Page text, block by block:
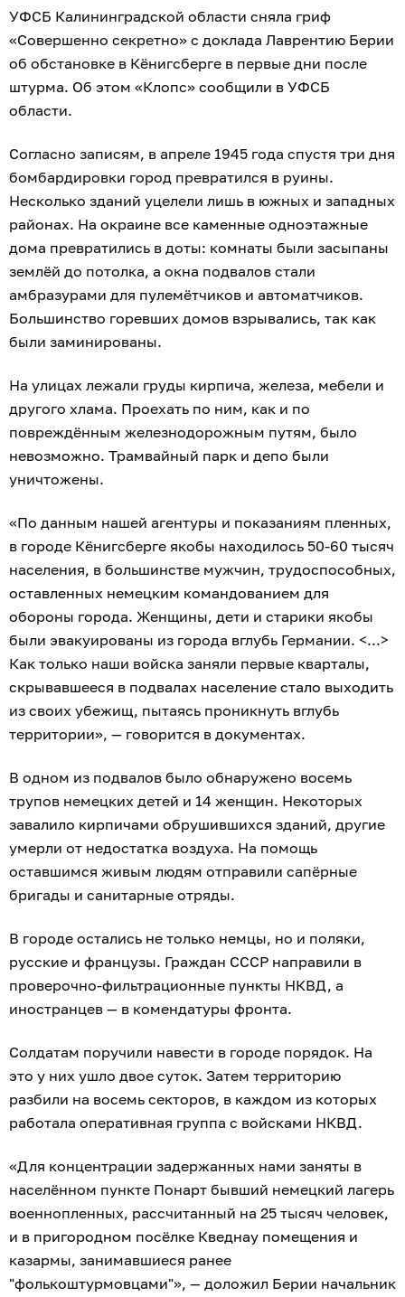
УФСБ Калининградской области сняла гриф
«Совершенно секретно» с доклада Лаврентию Берии
об обстановке в Кёнигсберге в первые дни после
штурма. Об этом «Клопс» сообщили в УФСБ
области.
Согласно записям, в апреле 1945 года спустя три дня
бомбардировки город превратился в руины.
Несколько зданий уцелели лишь в южных и западных
районах. На окраине все каменные одноэтажные
дома превратились в доты: комнаты были засыпаны
землёй до потолка, а окна подвалов стали
амбразурами для пулемётчиков и автоматчиков.
Большинство горевших домов взрывались, так как
были заминированы.
На улицах лежали груды кирпича, железа, мебели и
другого хлама. Проехать по ним, как и по
повреждённым железнодорожным путям, было
невозможно. Трамвайный парк и депо были
уничтожены.
«По данным нашей агентуры и показаниям пленных,
в городе Кёнигсберге якобы находилось 50-60 тысяч
населения, в большинстве мужчин, трудоспособных,
оставленных немецким командованием для
обороны города. Женщины, дети и старики якобы
были эвакуированы из города вглубь Германии. <...>
Как только наши войска заняли первые кварталы,
скрывавшееся в подвалах население стало выходить
из своих убежищ, пытаясь проникнуть вглубь
территории», — говорится в документах.
В одном из подвалов было обнаружено восемь
трупов немецких детей и 14 женщин. Некоторых
завалило кирпичами обрушившихся зданий, другие
умерли от недостатка воздуха. На помощь
оставшимся живым людям отправили сапёрные
бригады и санитарные отряды.
В городе остались не только немцы, но и поляки,
русские и французы. Граждан СССР направили в
проверочно-фильтрационные пункты НКВД, а
иностранцев — в комендатуры фронта.
Солдатам поручили навести в городе порядок. На
это у них ушло двое суток. Затем территорию
разбили на восемь секторов, в каждом из которых
работала оперативная группа с войсками НКВД.
«Для концентрации задержанных нами заняты в
населённом пункте Понарт бывший немецкий лагерь
военнопленных, рассчитанный на 25 тысяч человек,
и в пригородном посёлке Кведнау помещения и
казармы, занимавшиеся ранее
"фолькоштурмовцами"», — доложил Берии начальник